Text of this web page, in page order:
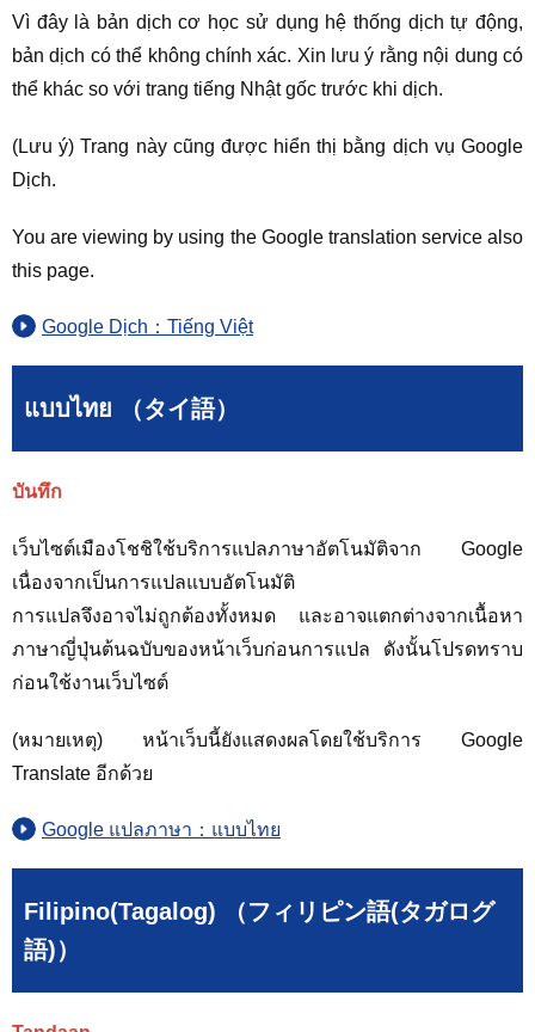
Vì đây là bản dịch cơ học sử dụng hệ thống dịch tự động,
bản dịch có thể không chính xác. Xin lưu ý rằng nội dung có
thể khác so với trang tiếng Nhật gốc trước khi dịch.
(Lưu ý) Trang này cũng được hiển thị bằng dịch vụ Google
Dịch.
You are viewing by using the Google translation service also
this page.
Google Dịch：Tiếng Việt
แบบไทย （タイ語）
บันทึก
เว็บไซต์เมืองโชชิใช้บริการแปลภาษาอัตโนมัติจาก Google
เนื่องจากเป็นการแปลแบบอัตโนมัติ
การแปลจึงอาจไม่ถูกต้องทั้งหมด และอาจแตกต่างจากเนื้อหา
ภาษาญี่ปุ่นต้นฉบับของหน้าเว็บก่อนการแปล ดังนั้นโปรดทราบ
ก่อนใช้งานเว็บไซต์
(หมายเหตุ) หน้าเว็บนี้ยังแสดงผลโดยใช้บริการ Google
Translate อีกด้วย
Google แปลภาษา：แบบไทย
Filipino(Tagalog) （フィリピン語(タガログ
語)）